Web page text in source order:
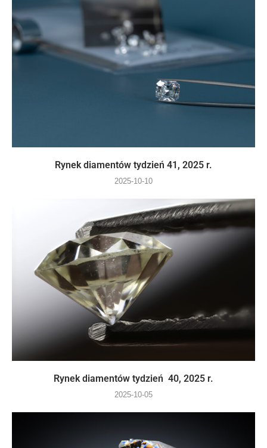
Rynek diamentów tydzień 41, 2025 r.
2025-10-10
Rynek diamentów tydzień 40, 2025 r.
2025-10-05